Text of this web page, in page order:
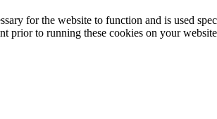
for the website to function and is used
prior to running these cookies on your